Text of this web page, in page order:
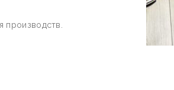
производств.